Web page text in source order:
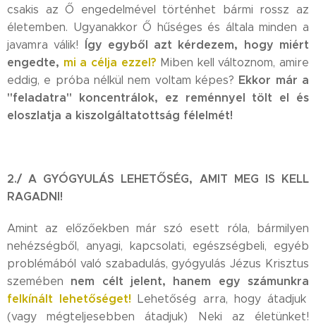
csakis az Ő engedelmével történhet bármi rossz az
életemben. Ugyanakkor Ő hűséges és általa minden a
javamra válik! Így egyből azt kérdezem, hogy miért
engedte, mi a célja ezzel? Miben kell változnom, amire
eddig, e próba nélkül nem voltam képes? Ekkor már a
"feladatra" koncentrálok, ez reménnyel tölt el és
eloszlatja a kiszolgáltatottság félelmét!
2./ A GYÓGYULÁS LEHETŐSÉG, AMIT MEG IS KELL
RAGADNI!
Amint az előzőekben már szó esett róla, bármilyen
nehézségből, anyagi, kapcsolati, egészségbeli, egyéb
problémából való szabadulás, gyógyulás Jézus Krisztus
szemében nem célt jelent, hanem egy számunkra
felkínált lehetőséget! Lehetőség arra, hogy átadjuk
(vagy mégteljesebben átadjuk) Neki az életünket!